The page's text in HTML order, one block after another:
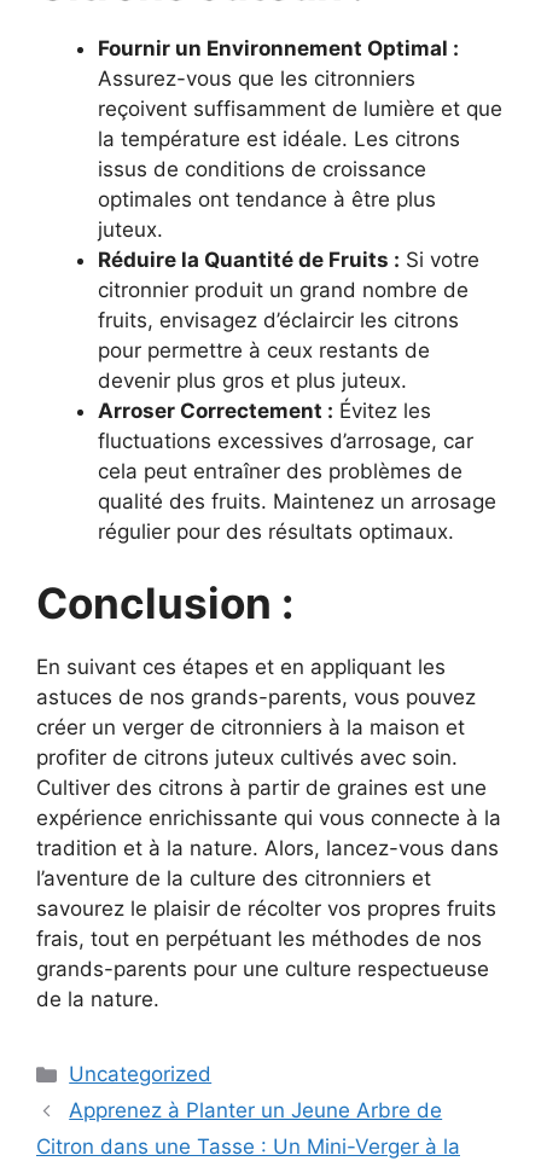
Fournir un Environnement Optimal :
Assurez-vous que les citronniers
reçoivent suffisamment de lumière et que
la température est idéale. Les citrons
issus de conditions de croissance
optimales ont tendance à être plus
juteux.
Réduire la Quantité de Fruits : Si votre
citronnier produit un grand nombre de
fruits, envisagez d’éclaircir les citrons
pour permettre à ceux restants de
devenir plus gros et plus juteux.
Arroser Correctement : Évitez les
fluctuations excessives d’arrosage, car
cela peut entraîner des problèmes de
qualité des fruits. Maintenez un arrosage
régulier pour des résultats optimaux.
Conclusion :
En suivant ces étapes et en appliquant les
astuces de nos grands-parents, vous pouvez
créer un verger de citronniers à la maison et
profiter de citrons juteux cultivés avec soin.
Cultiver des citrons à partir de graines est une
expérience enrichissante qui vous connecte à la
tradition et à la nature. Alors, lancez-vous dans
l’aventure de la culture des citronniers et
savourez le plaisir de récolter vos propres fruits
frais, tout en perpétuant les méthodes de nos
grands-parents pour une culture respectueuse
de la nature.
Categories
Uncategorized
Apprenez à Planter un Jeune Arbre de
Citron dans une Tasse : Un Mini-Verger à la